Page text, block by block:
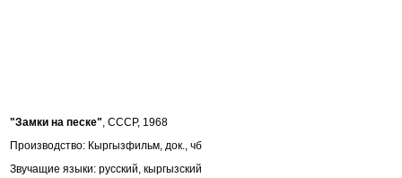
"Замки на песке", СССР, 1968
Производство: Кыргызфильм, док., чб
Звучащие языки: русский, кыргызский